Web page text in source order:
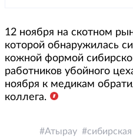
12 ноября на скотном
которой обнаружилась
кожной формой
работников убойного
ноября к медикам
коллега.
Атырау сибирская